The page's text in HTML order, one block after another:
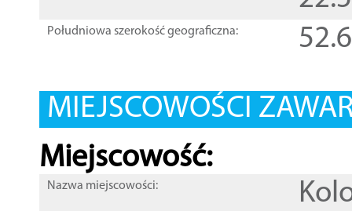
Południowa szerokość geograficzna:
MIEJSCOWOŚCI
Miejscowość:
Nazwa miejscowości: